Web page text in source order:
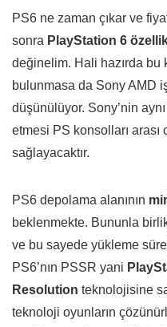
PS6 ne zaman çıkar ve
sonra PlayStation 6
değinelim. Hali hazırda bu
bulunmasa da Sony AMD
düşünülüyor. Sony’nin
etmesi PS konsolları
sağlayacaktır.
PS6 depolama alanının
beklenmekte. Bununla
ve bu sayede yükleme
PS6’nın PSSR yani
Resolution teknolojisine
teknoloji oyunların